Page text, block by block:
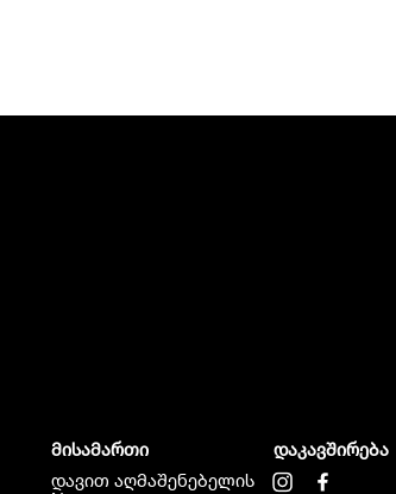
მისამართი
დავით აღმაშენებელის
დაკავშირება